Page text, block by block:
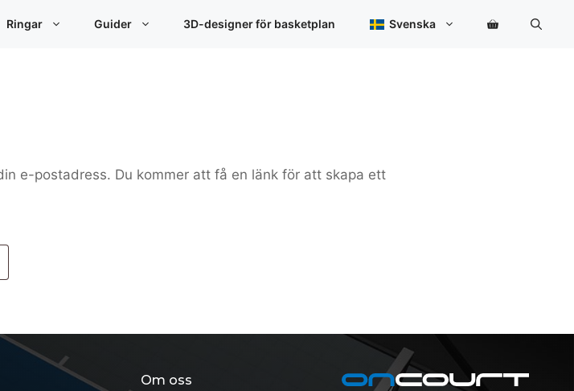
Ringar Guider 3D-designer för basketplan Svenska
e-postadress. Du kommer att få en länk för att skapa ett
Om oss